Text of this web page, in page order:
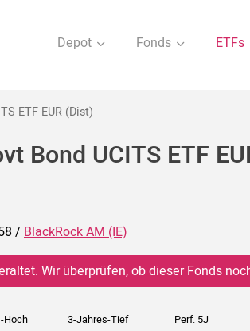
Depot Fonds ETFs
ETF EUR (Dist)
Bond UCITS ETF
/ BlackRock AM (IE)
Wir überprüfen, ob dieser Fonds
Hoch 3-Jahres-Tief Perf. 5J